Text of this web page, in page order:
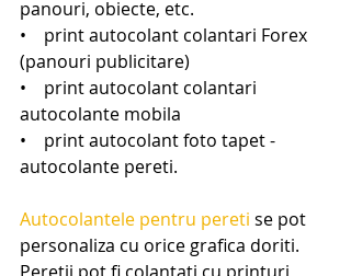
panouri, obiecte, etc.
•    print autocolant colantari Forex
(panouri publicitare)
•    print autocolant colantari
autocolante mobila
•    print autocolant foto tapet -
autocolante pereti.
Autocolantele pentru pereti se pot
personaliza cu orice grafica doriti.